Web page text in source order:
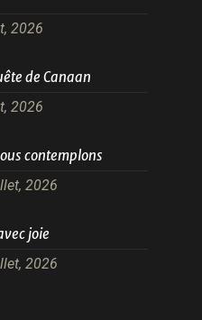
2026
de Canaan
2026
contemplons
2026
joie
2026